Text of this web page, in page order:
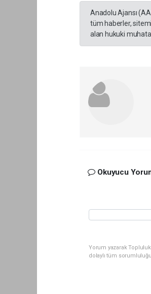
Anadolu Ajansı
tüm haberler,
alan hukuki
Okuyucu
Yorum yazarak
dolaylı tüm